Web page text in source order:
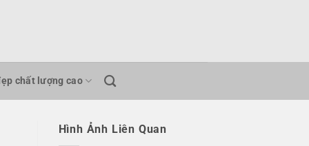
chất lượng cao
Hình Ảnh Liên Quan